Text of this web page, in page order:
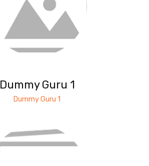
Dummy Guru 1
Dummy Guru 1